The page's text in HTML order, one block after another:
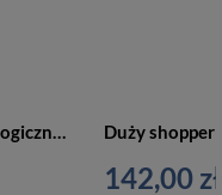
Miejska nerka damska ze skóry ekologicznej w beżowym kolorze zamykana suwakiem - Peterson
142,00 zł